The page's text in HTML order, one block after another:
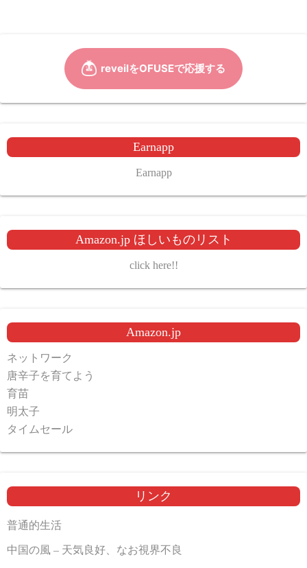
Earnapp
Earnapp
Amazon.jp ほしいものリスト
click here!!
Amazon.jp
ネットワーク
唐辛子を育てよう
育苗
明太子
タイムセール
リンク
普通的生活
中国の風 – 天気良好、なお視界不良